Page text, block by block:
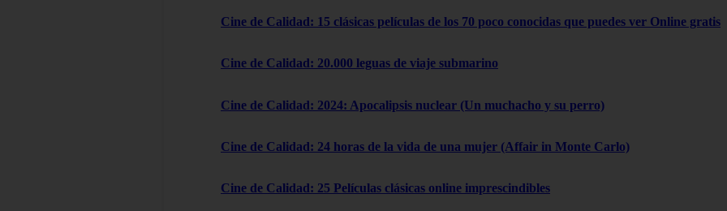
Cine de Calidad: 15 clásicas películas de los 70 poco conocidas que puedes ver Online gratis
Cine de Calidad: 20.000 leguas de viaje submarino
Cine de Calidad: 2024: Apocalipsis nuclear (Un muchacho y su perro)
Cine de Calidad: 24 horas de la vida de una mujer (Affair in Monte Carlo)
Cine de Calidad: 25 Películas clásicas online imprescindibles